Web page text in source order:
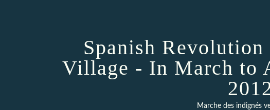
Spanish
Village - In March to
Marche des indignés